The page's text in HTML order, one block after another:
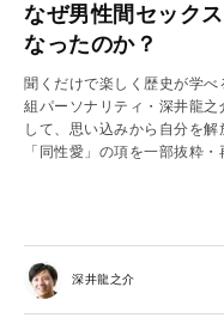
なぜ男性間セック
なったのか？
聞くだけで楽しく歴史が学
組パーソナリティ・深井龍
して、思い込みから自分を
「同性愛」の項を一部抜粋・
深井龍之介